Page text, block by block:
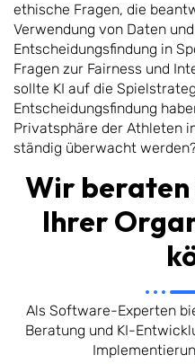
ethische Fragen, die
Verwendung von Daten
Entscheidungsfindung in
Fragen zur Fairness und
sollte KI auf die
Entscheidungsfindung
Privatsphäre der Athleten
ständig überwacht
Wir beraten
Ihrer
Als Software-Experten
Beratung und KI-